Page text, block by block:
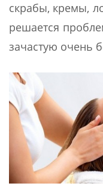
скрабы, кремы,
решается
зачастую очень